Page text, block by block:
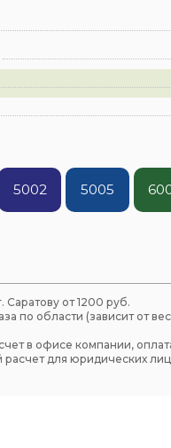
5002 5005
Саратову от 1200 руб.
по области (зависит от
в офисе компании,
для юридических